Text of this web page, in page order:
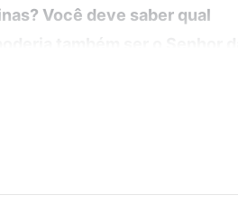
Você deve saber qual
por nenhum ser